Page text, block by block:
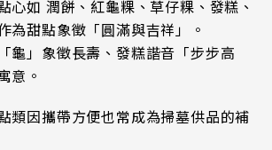
心如 潤餅、紅龜粿、草仔粿、發糕、
為甜點象徵「圓滿與吉祥」。
龜」象徵長壽、發糕諧音「步步高
意。
類因攜帶方便也常成為掃墓供品的補